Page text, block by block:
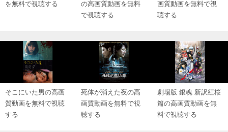
を無料で視聴する
の高画質動画を無料
で視聴する
画質動画を無料で視
聴する
そこにいた男の高画
質動画を無料で視聴
する
死体が消えた夜の高
画質動画を無料で視
聴する
劇場版 銀魂 新訳紅桜
篇の高画質動画を無
料で視聴する